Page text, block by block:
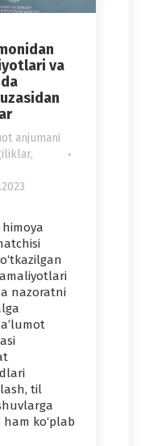
va
anjumani
,
nazoratni
til
ko‘plab